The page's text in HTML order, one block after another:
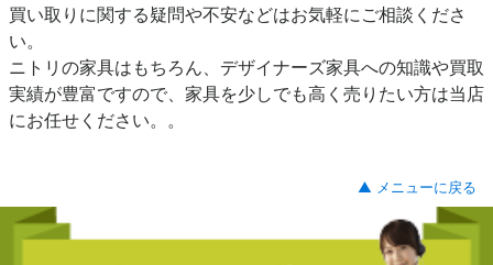
買い取りに関する疑問や不安などはお気軽にご相談くださ
い。
ニトリの家具はもちろん、デザイナーズ家具への知識や買取
実績が豊富ですので、家具を少しでも高く売りたい方は当店
にお任せください。。
▲ メニューに戻る